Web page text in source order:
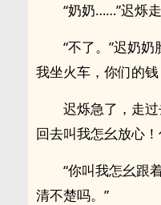
“奶奶……”迟烁
“不了。”迟奶
我坐火车，你们的
迟烁急了，走
回去叫我怎幺放心
“你叫我怎幺跟
清不楚吗。”